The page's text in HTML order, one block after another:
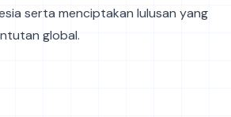
serta menciptakan lulusan yang
global.